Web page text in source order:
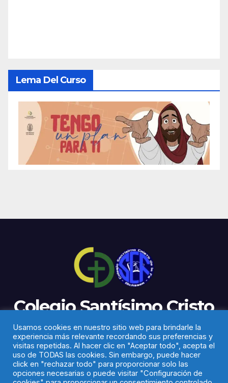
Lema Del Curso
Colegio Santísimo Cristo
de la Fe
Usamos cookies en nuestro sitio web para brindarle la
experiencia más relevante recordando sus preferencias y
visitas repetidas. Al hacer clic en "Aceptar todo", acepta el
uso de TODAS las cookies. Sin embargo, puede hacer
click en "rechazar todo" para proporcionar solo las
opciones necesarias o puede visitar "Configuración de